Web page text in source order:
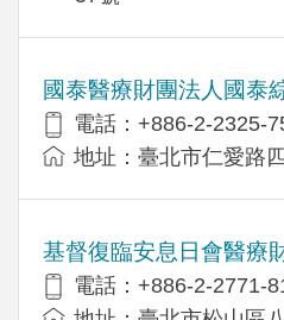
國泰醫療財團法人國泰
電話：+886-2-2325-
地址：臺北市仁愛路
基督復臨安息日會醫療
電話：+886-2-2771-